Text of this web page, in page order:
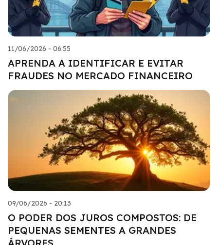
11/06/2026 - 06:55
APRENDA A IDENTIFICAR E EVITAR
FRAUDES NO MERCADO FINANCEIRO
09/06/2026 - 20:13
O PODER DOS JUROS COMPOSTOS: DE
PEQUENAS SEMENTES A GRANDES